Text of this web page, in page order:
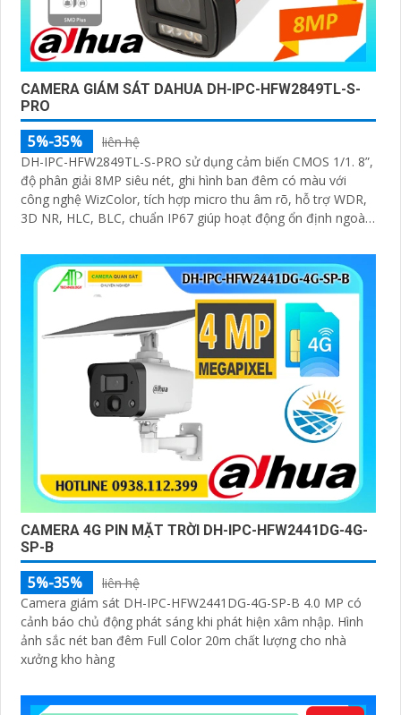
CAMERA GIÁM SÁT DAHUA DH-IPC-HFW2849TL-S-
PRO
5%-35%
liên hệ
DH-IPC-HFW2849TL-S-PRO sử dụng cảm biến CMOS 1/1. 8”,
độ phân giải 8MP siêu nét, ghi hình ban đêm có màu với
công nghệ WizColor, tích hợp micro thu âm rõ, hỗ trợ WDR,
3D NR, HLC, BLC, chuẩn IP67 giúp hoạt động ổn định ngoài
CAMERA 4G PIN MẶT TRỜI DH-IPC-HFW2441DG-4G-
SP-B
5%-35%
liên hệ
Camera giám sát DH-IPC-HFW2441DG-4G-SP-B 4.0 MP có
cảnh báo chủ động phát sáng khi phát hiện xâm nhập. Hình
ảnh sắc nét ban đêm Full Color 20m chất lượng cho nhà
xưởng kho hàng